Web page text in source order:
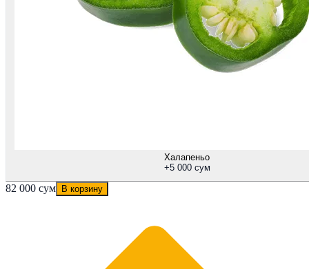
Халапеньо
+5 000 сум
82 000 сум В корзину